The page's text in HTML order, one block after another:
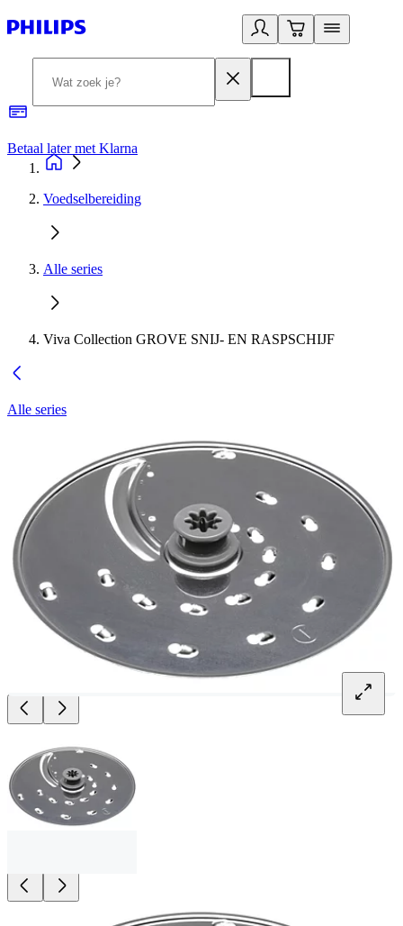
Betaal later met Klarna
Voedselbereiding
Alle series
Viva Collection GROVE SNIJ- EN RASPSCHIJF
Alle series